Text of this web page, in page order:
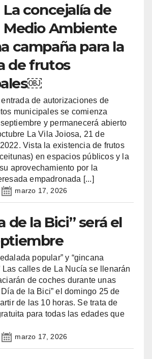
La concejalía de
Medio Ambiente
campaña para la
de frutos
entrada de autorizaciones de
municipales se comienza
y permanecerá abierto
La Vila Joiosa, 21 de
Vista la existencia de frutos
en espacios públicos y la
aprovechamiento por la
empadronada [...]
marzo 17, 2026
de la Bici” será el
popular” y “gincana
Las calles de La Nucía se llenarán
de coches durante unas
Día de la Bici” el domingo 25 de
de las 10 horas. Se trata de
para todas las edades que
marzo 17, 2026